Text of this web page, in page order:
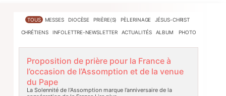
TOUS MESSES DIOCÈSE PRIÈRE(S) PÈLERINAGE JÉSUS-CHRIST
CHRÉTIENS INFOLETTRE-NEWSLETTER ACTUALITÉS ALBUM PHOTO
Proposition de prière pour la France à
l’occasion de l’Assomption et de la venue
du Pape
La Solennité de l’Assomption marque l’anniversaire de la